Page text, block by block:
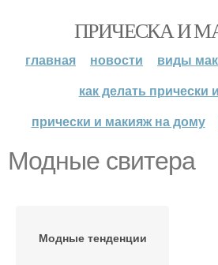
ПРИЧЕСКА И
главная новости
виды
как делать прически
прически и макияж на дому
Модные свитера
Модные тенденции